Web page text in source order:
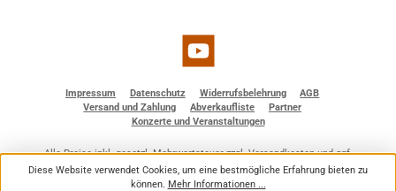
YouTube
Impressum Datenschutz Widerrufsbelehrung
AGB
Versand und Zahlung
Abverkaufliste
Partner
Konzerte und Veranstaltungen
Alle Preise inkl. gesetzl. Mehrwertsteuer zzgl.Versandkostenund ggf.
Nachnahmegebühren, wenn nicht anders angegeben.
© 2026 BF - Dienstleistungen - Alle Rechte vorbehalten. Theme by
Diese Website verwendet Cookies, um eine bestmögliche Erfahrung bieten zu
können. Mehr Informationen ...